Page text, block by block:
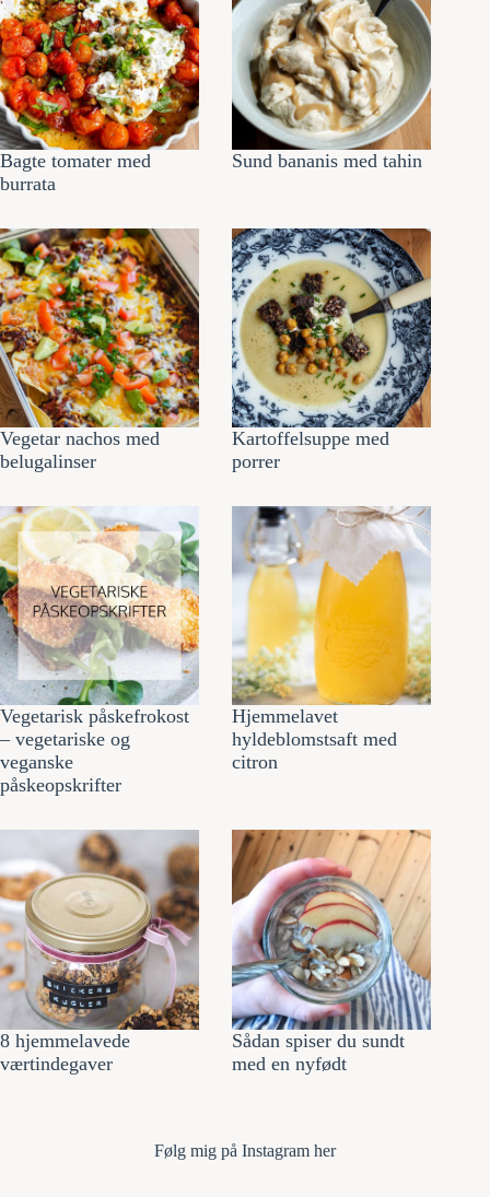
Bagte tomater med
burrata
Sund bananis med tahin
Vegetar nachos med
belugalinser
Kartoffelsuppe med
porrer
Vegetarisk påskefrokost
– vegetariske og
veganske
påskeopskrifter
Hjemmelavet
hyldeblomstsaft med
citron
8 hjemmelavede
værtindegaver
Sådan spiser du sundt
med en nyfødt
Følg mig på Instagram her